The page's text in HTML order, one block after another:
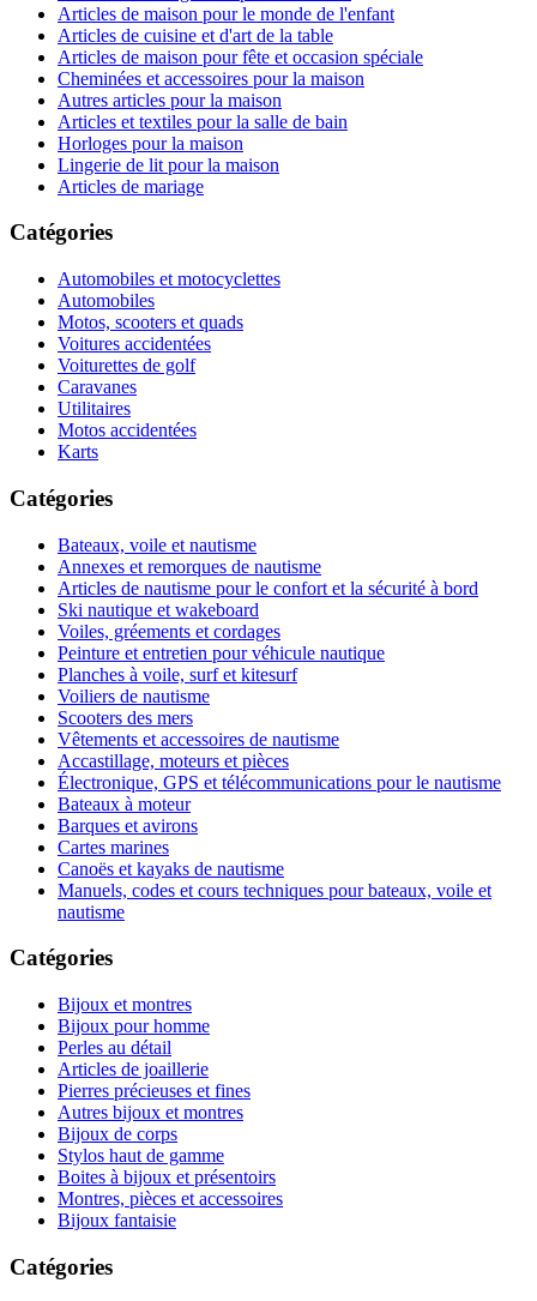
Articles de maison pour le monde de l'enfant
Articles de cuisine et d'art de la table
Articles de maison pour fête et occasion spéciale
Cheminées et accessoires pour la maison
Autres articles pour la maison
Articles et textiles pour la salle de bain
Horloges pour la maison
Lingerie de lit pour la maison
Articles de mariage
Catégories
Automobiles et motocyclettes
Automobiles
Motos, scooters et quads
Voitures accidentées
Voiturettes de golf
Caravanes
Utilitaires
Motos accidentées
Karts
Catégories
Bateaux, voile et nautisme
Annexes et remorques de nautisme
Articles de nautisme pour le confort et la sécurité à bord
Ski nautique et wakeboard
Voiles, gréements et cordages
Peinture et entretien pour véhicule nautique
Planches à voile, surf et kitesurf
Voiliers de nautisme
Scooters des mers
Vêtements et accessoires de nautisme
Accastillage, moteurs et pièces
Électronique, GPS et télécommunications pour le nautisme
Bateaux à moteur
Barques et avirons
Cartes marines
Canoës et kayaks de nautisme
Manuels, codes et cours techniques pour bateaux, voile et
nautisme
Catégories
Bijoux et montres
Bijoux pour homme
Perles au détail
Articles de joaillerie
Pierres précieuses et fines
Autres bijoux et montres
Bijoux de corps
Stylos haut de gamme
Boites à bijoux et présentoirs
Montres, pièces et accessoires
Bijoux fantaisie
Catégories